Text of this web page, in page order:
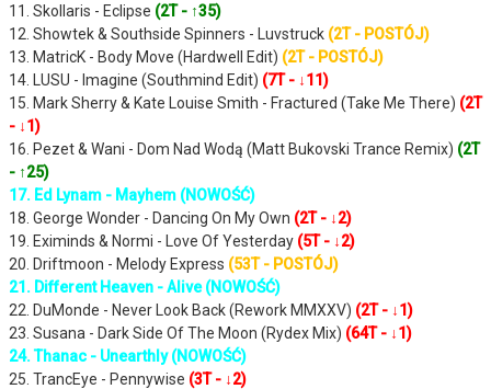
11. Skollaris - Eclipse (2T - ↑35)
12. Showtek & Southside Spinners - Luvstruck (2T - POSTÓJ)
13. MatricK - Body Move (Hardwell Edit) (2T - POSTÓJ)
14. LUSU - Imagine (Southmind Edit) (7T - ↓11)
15. Mark Sherry & Kate Louise Smith - Fractured (Take Me There) (2T
- ↓1)
16. Pezet & Wani - Dom Nad Wodą (Matt Bukovski Trance Remix) (2T
- ↑25)
17. Ed Lynam - Mayhem (NOWOŚĆ)
18. George Wonder - Dancing On My Own (2T - ↓2)
19. Eximinds & Normi - Love Of Yesterday (5T - ↓2)
20. Driftmoon - Melody Express (53T - POSTÓJ)
21. Different Heaven - Alive (NOWOŚĆ)
22. DuMonde - Never Look Back (Rework MMXXV) (2T - ↓1)
23. Susana - Dark Side Of The Moon (Rydex Mix) (64T - ↓1)
24. Thanac - Unearthly (NOWOŚĆ)
25. TrancEye - Pennywise (3T - ↓2)